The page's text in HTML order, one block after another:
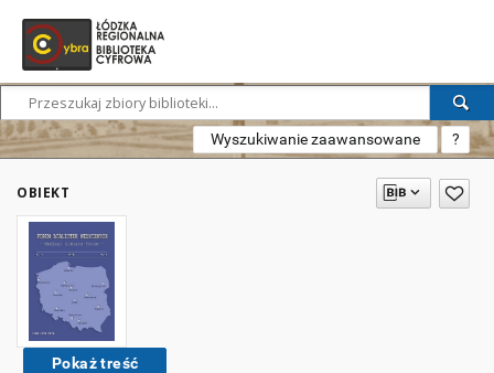
Wyszukiwanie zaawansowane ?
OBIEKT
Pokaż treść